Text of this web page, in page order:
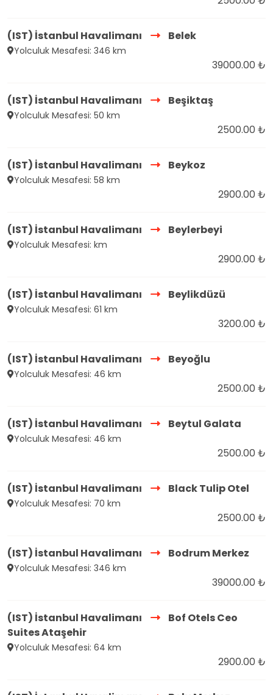
(IST) İstanbul Havalimanı Belek
Yolculuk Mesafesi: 346 km
39000.00 ₺
(IST) İstanbul Havalimanı Beşiktaş
Yolculuk Mesafesi: 50 km
2500.00 ₺
(IST) İstanbul Havalimanı Beykoz
Yolculuk Mesafesi: 58 km
2900.00 ₺
(IST) İstanbul Havalimanı Beylerbeyi
Yolculuk Mesafesi: km
2900.00 ₺
(IST) İstanbul Havalimanı Beylikdüzü
Yolculuk Mesafesi: 61 km
3200.00 ₺
(IST) İstanbul Havalimanı Beyoğlu
Yolculuk Mesafesi: 46 km
2500.00 ₺
(IST) İstanbul Havalimanı Beytul Galata
Yolculuk Mesafesi: 46 km
2500.00 ₺
(IST) İstanbul Havalimanı Black Tulip Otel
Yolculuk Mesafesi: 70 km
2500.00 ₺
(IST) İstanbul Havalimanı Bodrum Merkez
Yolculuk Mesafesi: 346 km
39000.00 ₺
(IST) İstanbul Havalimanı
Bof Otels Ceo
Suites Ataşehir
Yolculuk Mesafesi: 64 km
2900.00 ₺